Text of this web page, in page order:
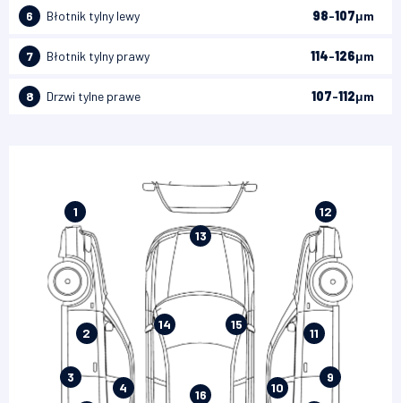
6 Błotnik tylny lewy 98-107μm
7 Błotnik tylny prawy 114-126μm
8 Drzwi tylne prawe 107-112μm
1
2
3
4
9
10
11
12
13
14 15
16